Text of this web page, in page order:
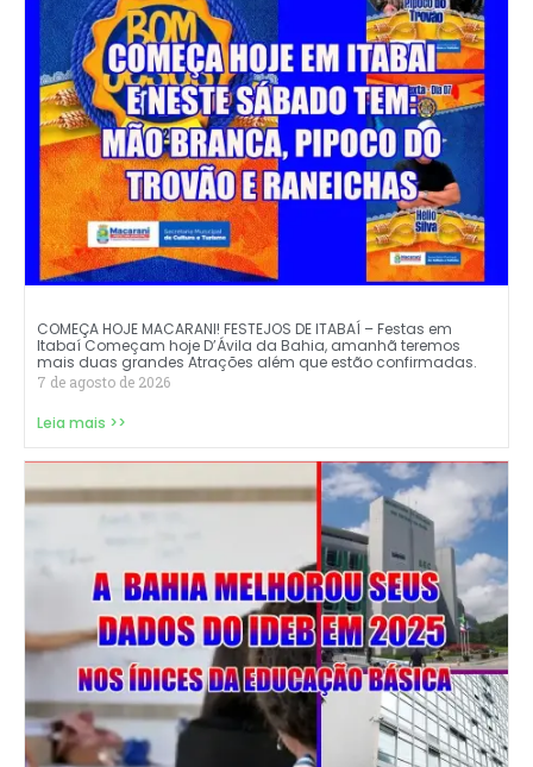
COMEÇA HOJE MACARANI! FESTEJOS DE ITABAÍ – Festas em
Itabaí Começam hoje D’Ávila da Bahia, amanhã teremos
mais duas grandes Atrações além que estão confirmadas.
7 de agosto de 2026
Leia mais >>